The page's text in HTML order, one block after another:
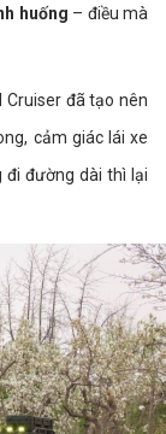
huống – điều mà
Cruiser đã tạo nên
cảm giác lái xe
đi đường dài thì lại